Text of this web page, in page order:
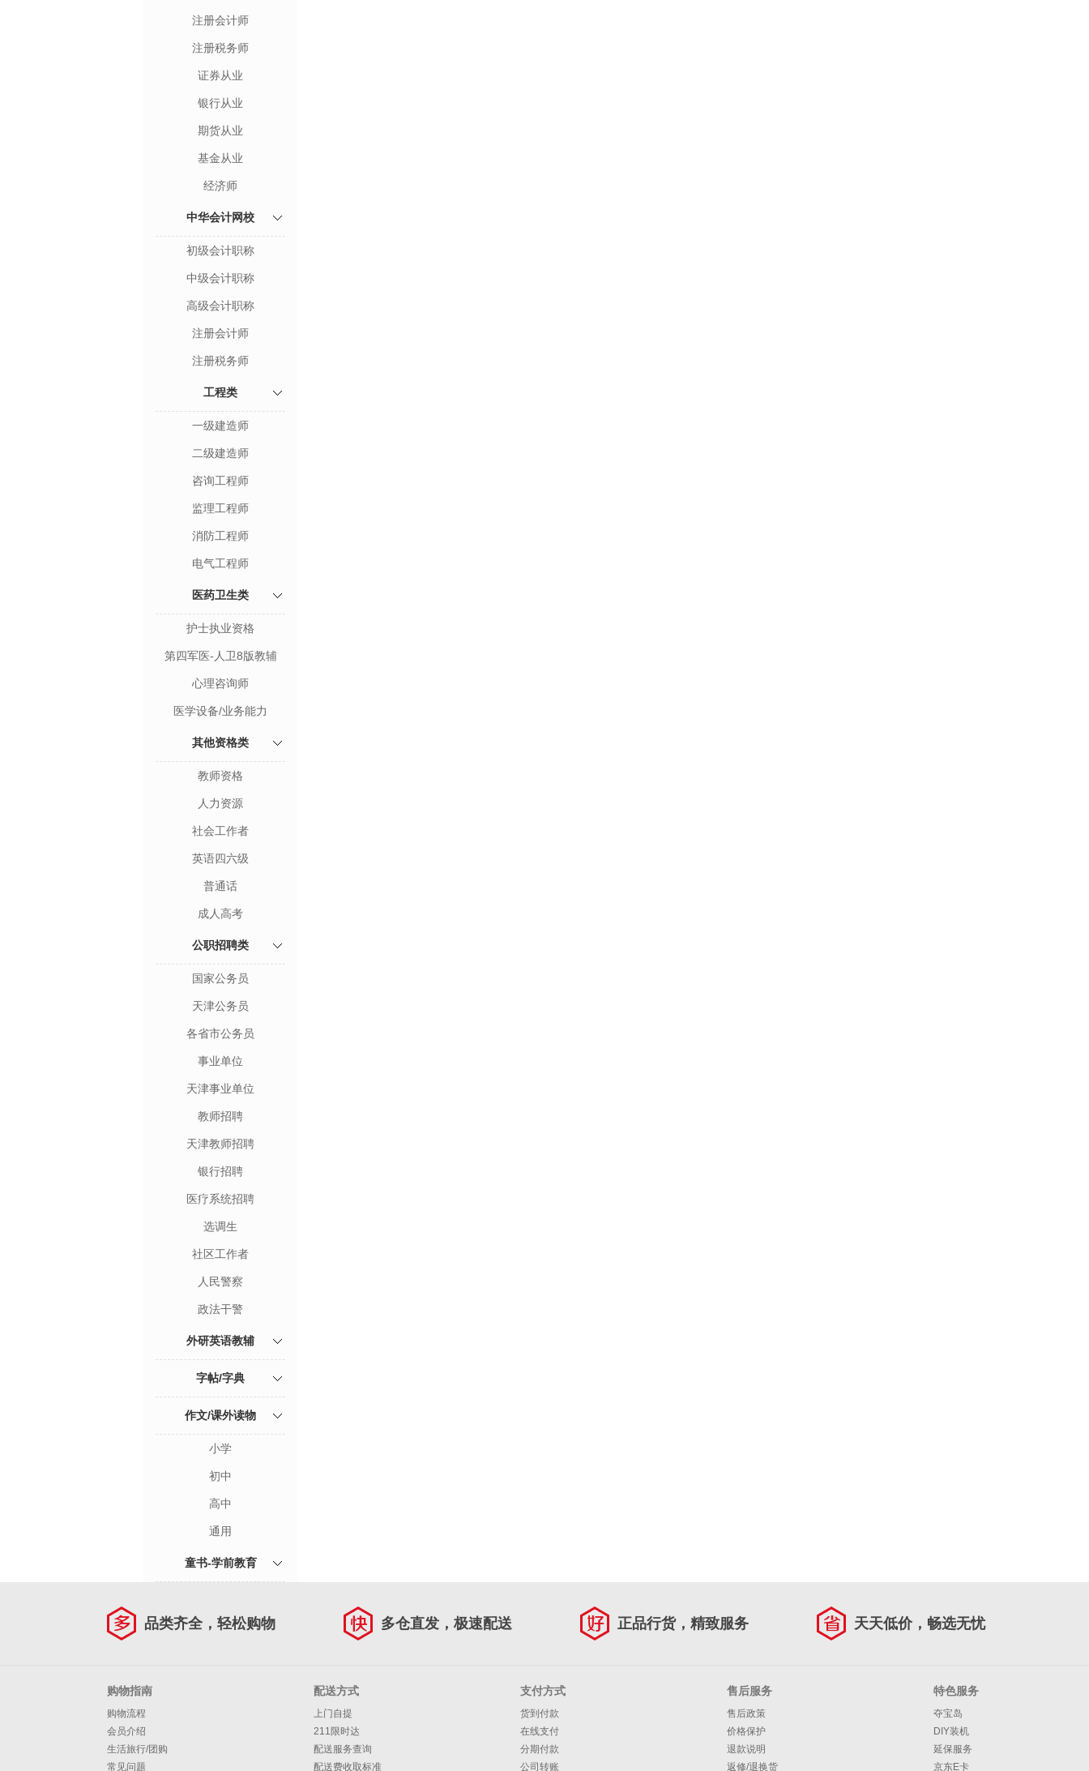
注册会计师
注册税务师
证券从业
银行从业
期货从业
基金从业
经济师
中华会计网校
初级会计职称
中级会计职称
高级会计职称
注册会计师
注册税务师
工程类
一级建造师
二级建造师
咨询工程师
监理工程师
消防工程师
电气工程师
医药卫生类
护士执业资格
第四军医-人卫8版教辅
心理咨询师
医学设备/业务能力
其他资格类
教师资格
人力资源
社会工作者
英语四六级
普通话
成人高考
公职招聘类
国家公务员
天津公务员
各省市公务员
事业单位
天津事业单位
教师招聘
天津教师招聘
银行招聘
医疗系统招聘
选调生
社区工作者
人民警察
政法干警
外研英语教辅
字帖/字典
作文/课外读物
小学
初中
高中
通用
童书-学前教育
品类齐全，轻松购物 多仓直发，极速配送 正品行货，精致服务 天天低价，畅选无忧
购物指南
购物流程
会员介绍
生活旅行/团购
常见问题
配送方式
上门自提
211限时达
配送服务查询
配送费收取标准
支付方式
货到付款
在线支付
分期付款
公司转账
售后服务
售后政策
价格保护
退款说明
返修/退换货
特色服务
夺宝岛
DIY装机
延保服务
京东E卡